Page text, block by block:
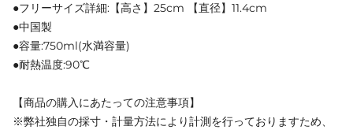
●フリーサイズ詳細:【高さ】25cm 【直径】11.4cm
●中国製
●容量:750ml(水満容量)
●耐熱温度:90℃
【商品の購入にあたっての注意事項】
※弊社独自の採寸・計量方法により計測を行っておりますため、